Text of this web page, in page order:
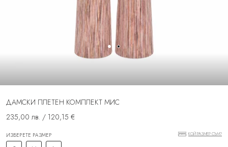
ДАМСКИ ПЛЕТЕН КОМПЛЕКТ МИС
235,00 лв. / 120,15 €
ИЗБЕРЕТЕ РАЗМЕР КОЙ РАЗМЕР СЪМ?